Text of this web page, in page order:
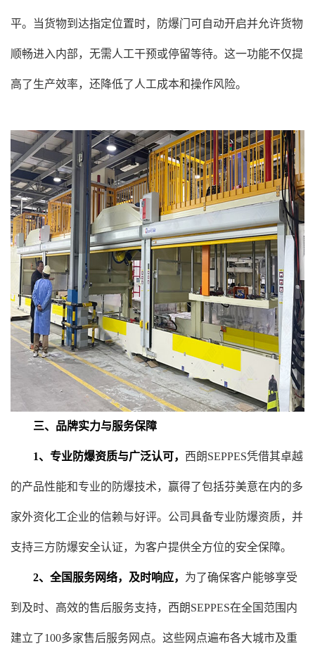
平。当货物到达指定位置时，防爆门可自动开启并允许货物
顺畅进入内部，无需人工干预或停留等待。这一功能不仅提
高了生产效率，还降低了人工成本和操作风险。
三、品牌实力与服务保障
1、专业防爆资质与广泛认可， 西朗SEPPES凭借其卓越
的产品性能和专业的防爆技术，赢得了包括芬美意在内的多
家外资化工企业的信赖与好评。公司具备专业防爆资质，并
支持三方防爆安全认证，为客户提供全方位的安全保障。
2、全国服务网络，及时响应， 为了确保客户能够享受
到及时、高效的售后服务支持，西朗SEPPES在全国范围内
建立了100多家售后服务网点。这些网点遍布各大城市及重